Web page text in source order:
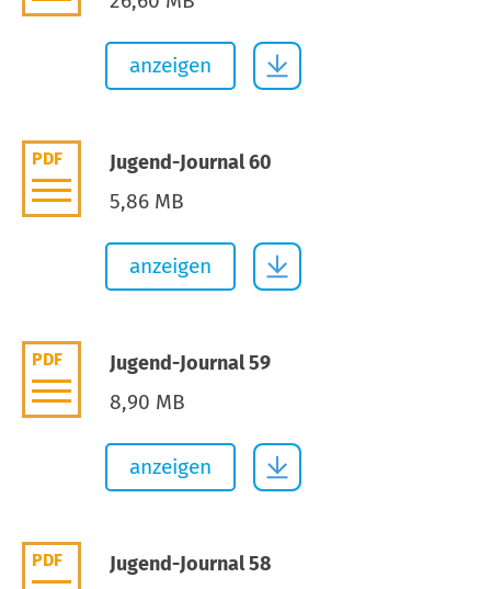
anzeigen
PDF Jugend-Journal 60
5,86 MB
anzeigen
PDF Jugend-Journal 59
8,90 MB
anzeigen
PDF Jugend-Journal 58